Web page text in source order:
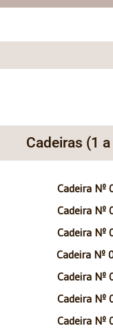
Cadeiras (1
Cadeira Nº
Cadeira Nº
Cadeira Nº
Cadeira Nº
Cadeira Nº
Cadeira Nº
Cadeira Nº